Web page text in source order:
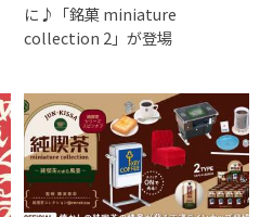
に♪「銘菓 miniature
collection 2」が登場